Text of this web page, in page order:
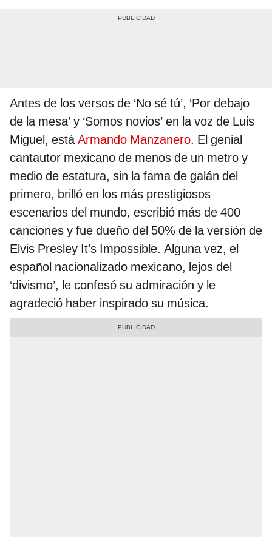
Antes de los versos de ‘No sé tú’, ‘Por debajo
de la mesa’ y ‘Somos novios’ en la voz de Luis
Miguel, estáArmando Manzanero. El genial
cantautor mexicano de menos de un metro y
medio de estatura, sin la fama de galán del
primero, brilló en los más prestigiosos
escenarios del mundo, escribió más de 400
canciones y fue dueño del 50% de la versión de
Elvis Presley It’s Impossible. Alguna vez, el
español nacionalizado mexicano, lejos del
‘divismo’, le confesó su admiración y le
agradeció haber inspirado su música.